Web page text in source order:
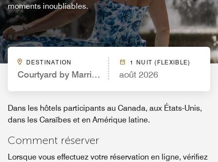
moments inoubliables.
DESTINATION
Courtyard by Marriott St. Louis Downtown/
1 NUIT (FLEXIBLE)
août 2026
Dans les hôtels participants au Canada, aux États-Unis,
dans les Caraïbes et en Amérique latine.
Comment réserver
Lorsque vous effectuez votre réservation en ligne, vérifiez